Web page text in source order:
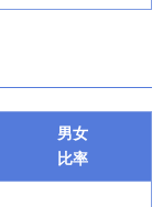
男女
比率